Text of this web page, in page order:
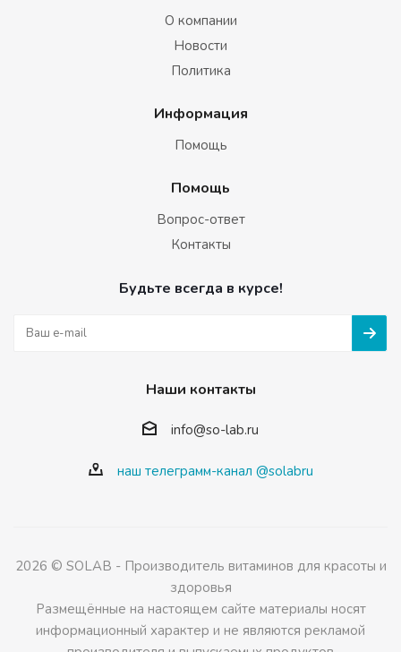
О компании
Новости
Политика
Информация
Помощь
Помощь
Вопрос-ответ
Контакты
Будьте всегда в курсе!
Наши контакты
info@so-lab.ru
наш телеграмм-канал @solabru
2026 © SOLAB - Производитель витаминов для красоты и
здоровья
Размещённые на настоящем сайте материалы носят
информационный характер и не являются рекламой